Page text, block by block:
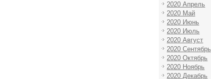
2020 Апрель
2020 Май
2020 Июнь
2020 Июль
2020 Август
2020 Сентябрь
2020 Октябрь
2020 Ноябрь
2020 Декабрь